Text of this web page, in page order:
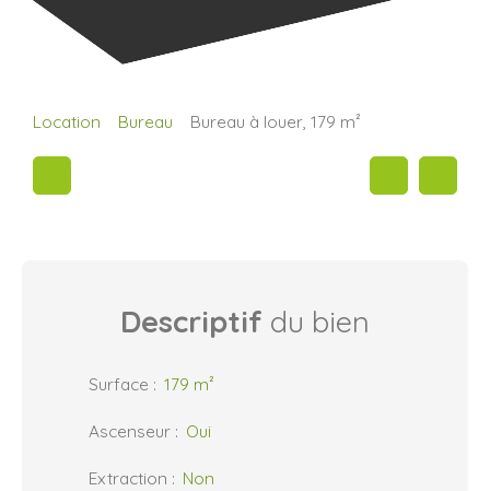
Location Bureau Bureau à louer, 179 m²
Descriptif du bien
Surface : 179 m²
Ascenseur : Oui
Extraction : Non